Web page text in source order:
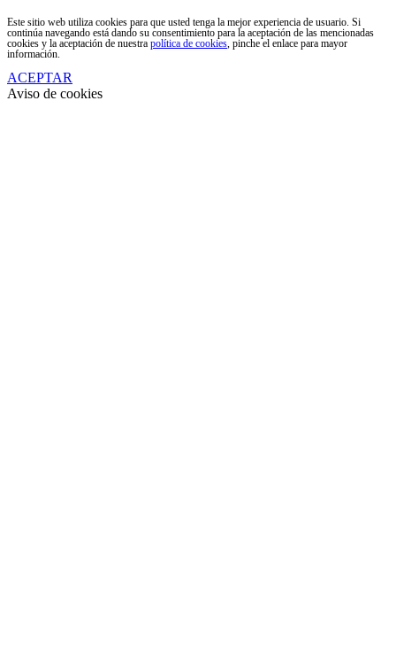
Este sitio web utiliza cookies para que usted tenga la mejor experiencia de usuario. Si
continúa navegando está dando su consentimiento para la aceptación de las mencionadas
cookies y la aceptación de nuestra política de cookies , pinche el enlace para mayor
información.
ACEPTAR
Aviso de cookies